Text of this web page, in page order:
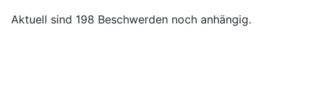
Aktuell sind 198 Beschwerden noch anhängig.